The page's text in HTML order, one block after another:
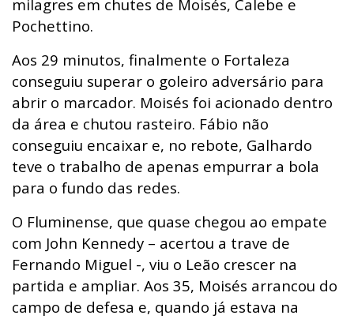
milagres em chutes de Moisés, Calebe e
Pochettino.
Aos 29 minutos, finalmente o Fortaleza
conseguiu superar o goleiro adversário para
abrir o marcador. Moisés foi acionado dentro
da área e chutou rasteiro. Fábio não
conseguiu encaixar e, no rebote, Galhardo
teve o trabalho de apenas empurrar a bola
para o fundo das redes.
O Fluminense, que quase chegou ao empate
com John Kennedy – acertou a trave de
Fernando Miguel -, viu o Leão crescer na
partida e ampliar. Aos 35, Moisés arrancou do
campo de defesa e, quando já estava na